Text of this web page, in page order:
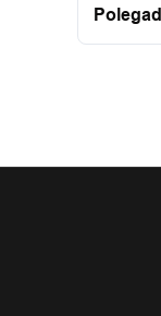
Alta